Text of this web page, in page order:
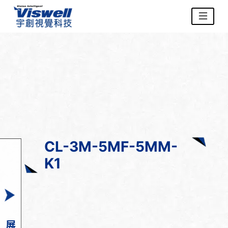
CL-3M-5MF-5MM-
K1